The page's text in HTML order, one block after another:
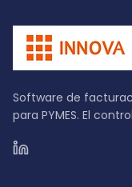
Software de
para PYMES. El